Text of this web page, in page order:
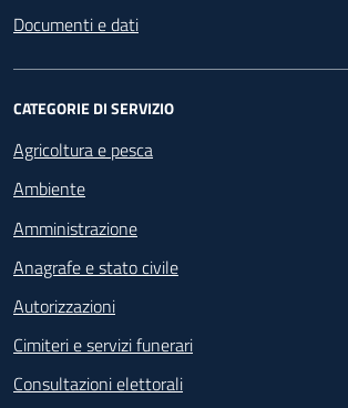
Documenti e dati
CATEGORIE DI SERVIZIO
Agricoltura e pesca
Ambiente
Amministrazione
Anagrafe e stato civile
Autorizzazioni
Cimiteri e servizi funerari
Consultazioni elettorali